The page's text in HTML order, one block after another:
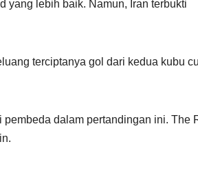
yang lebih baik. Namun, Iran terbukti
terciptanya gol dari kedua kubu
dalam pertandingan ini. The